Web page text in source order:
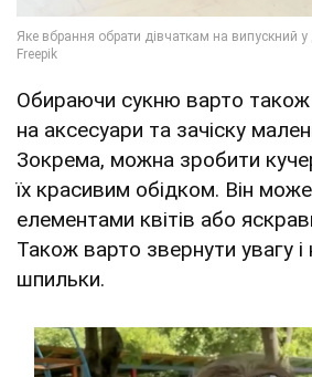
Обираючи сукню варто також
на аксесуари та зачіску
Зокрема, можна зробити
їх красивим обідком. Він
елементами квітів або
Також варто звернути увагу і
шпильки.